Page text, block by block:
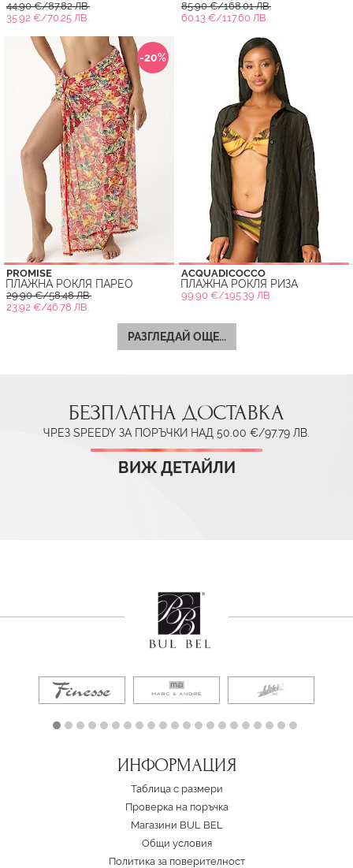
44.90 €/87.82 ЛВ.
35.92 €/70.25 ЛВ.
85.90 €/168.01 ЛВ.
60.13 €/117.60 ЛВ.
-20%
PROMISE
ПЛАЖНА РОКЛЯ ПАРЕО
29.90 €/58.48 ЛВ.
23.92 €/46.78 ЛВ.
ACQUADICOCCO
ПЛАЖНА РОКЛЯ РИЗА
99.90 €/195.39 ЛВ.
РАЗГЛЕДАЙ ОЩЕ...
БЕЗПЛАТНА ДОСТАВКА
ЧРЕЗ SPEEDY ЗА ПОРЪЧКИ НАД 50.00 €/97.79 ЛВ.
ВИЖ ДЕТАЙЛИ
ИНФОРМАЦИЯ
Таблица с размери
Проверка на поръчка
Магазини BUL BEL
Oбщи условия
Политика за поверителност